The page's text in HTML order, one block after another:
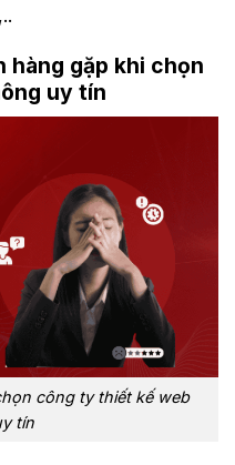
hàng gặp khi chọn
uy tín
công ty thiết kế web
tín